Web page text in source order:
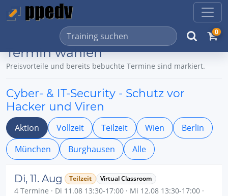
0
Termin wählen
Preisvorteile und bereits bebuchte Termine sind markiert.
Cyber- & IT-Security - Schutz vor
Hacker und Viren
Aktion Vollzeit Teilzeit Wien
Berlin
München
Burghausen Alle
Di, 11. Aug Teilzeit Virtual Classroom
4 Termine · Di 11.08 13:30-17:00 · Mi 12.08 13:30-17:00 ·